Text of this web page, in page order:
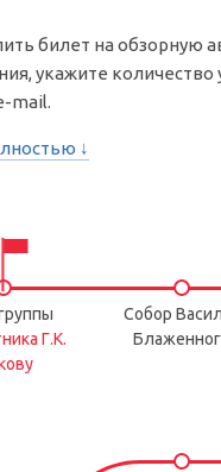
билет на обзорную
укажите
mail.
↓
Г.К.
Собор